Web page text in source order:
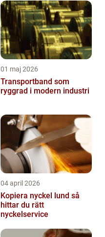
01 maj 2026
Transportband som
ryggrad i modern industri
04 april 2026
Kopiera nyckel lund så
hittar du rätt
nyckelservice